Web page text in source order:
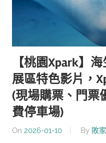
【桃園Xpark】
展區特色影片，
(現場購票、門票
費停車場)
On 2026-01-10 By 敗